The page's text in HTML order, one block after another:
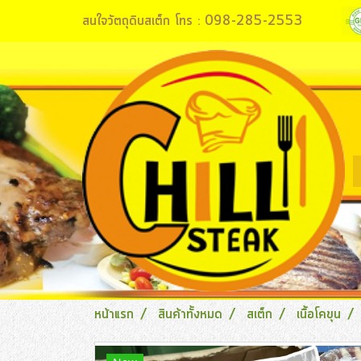
สนใจวัตถุดิบสเต็ก โทร : 098-285-2553
หน้าแรก สินค้าทั้งหมด สเต็ก เนื้อโคขุน